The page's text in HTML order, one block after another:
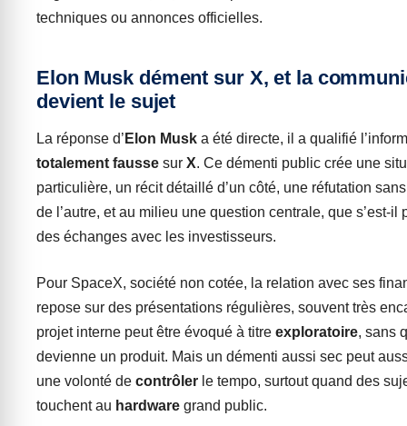
techniques ou annonces officielles.
Elon Musk dément sur X, et la
devient le sujet
La réponse d’ Elon Musk a été directe, il a qualifié
totalement fausse sur X. Ce démenti public crée une
particulière, un récit détaillé d’un côté, une réfutation
de l’autre, et au milieu une question centrale, que s’est-il
des échanges avec les investisseurs.
Pour SpaceX, société non cotée, la relation avec ses
repose sur des présentations régulières, souvent très
projet interne peut être évoqué à titre exploratoire, sans
devienne un produit. Mais un démenti aussi sec peut
une volonté de contrôler le tempo, surtout quand des
touchent au hardware grand public.